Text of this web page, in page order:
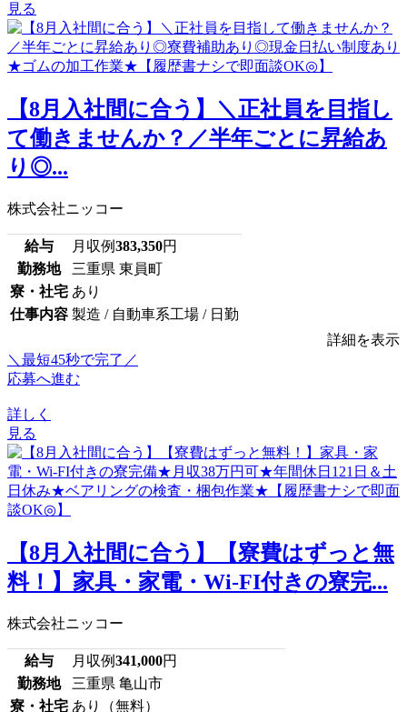
見る
【8月入社間に合う】＼正社員を目指し
て働きませんか？／半年ごとに昇給あ
り◎...
株式会社ニッコー
給与 月収例383,350円
勤務地
三重県 東員町
寮・社宅 あり
仕事内容 製造 / 自動車系工場 / 日勤
詳細を表示
＼最短45秒で完了／
応募へ進む
詳しく
見る
【8月入社間に合う】【寮費はずっと無
料！】家具・家電・Wi-FI付きの寮完...
株式会社ニッコー
給与 月収例341,000円
勤務地
三重県 亀山市
寮・社宅 あり（無料）